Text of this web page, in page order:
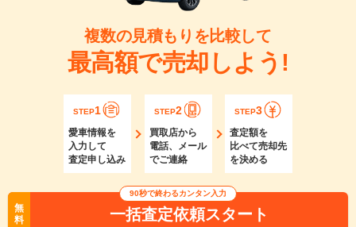
複数の見積もりを比較して
最高額で売却しよう!
STEP1
愛車情報を
入力して
査定申し込み
STEP2
買取店から
電話、メール
でご連絡
STEP3
査定額を
比べて売却先
を決める
無
料
90秒で終わるカンタン入力
一括査定依頼スタート